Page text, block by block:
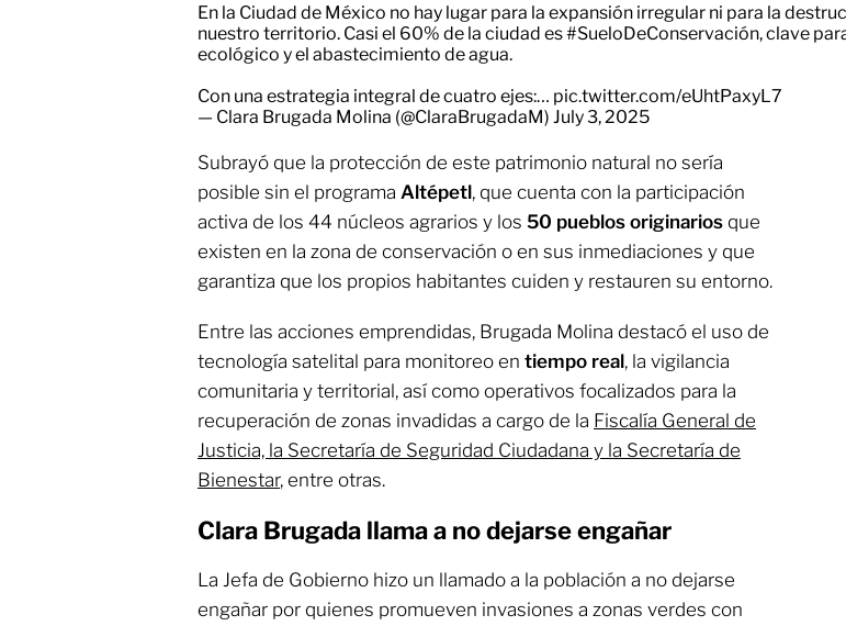
En la Ciudad de México no hay lugar para la expansión irregular ni para la
nuestro territorio. Casi el 60% de la ciudad es#SueloDeConservación, clave
ecológico y el abastecimiento de agua.
Con una estrategia integral de cuatro ejes:… pic.twitter.com/eUhtPaxyL7
— Clara Brugada Molina (@ClaraBrugadaM) July 3, 2025
Subrayó que la protección de este patrimonio natural no sería
posible sin el programa Altépetl, que cuenta con la participación
activa de los 44 núcleos agrarios y los 50 pueblos originarios que
existen en la zona de conservación o en sus inmediaciones y que
garantiza que los propios habitantes cuiden y restauren su entorno.
Entre las acciones emprendidas, Brugada Molina destacó el uso de
tecnología satelital para monitoreo en tiempo real, la vigilancia
comunitaria y territorial, así como operativos focalizados para la
recuperación de zonas invadidas a cargo de la Fiscalía General de
Justicia, la Secretaría de Seguridad Ciudadana y la Secretaría de
Bienestar, entre otras.
Clara Brugada llama a no dejarse engañar
La Jefa de Gobierno hizo un llamado a la población a no dejarse
engañar por quienes promueven invasiones a zonas verdes con